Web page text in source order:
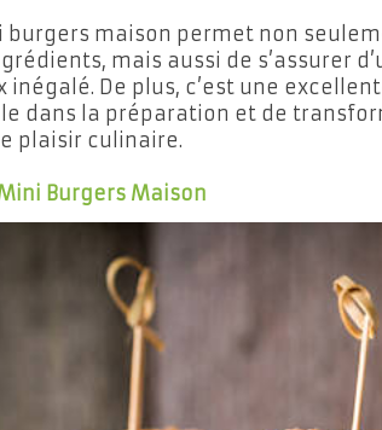
burgers maison permet non
mais aussi de s’assurer
inégalé. De plus, c’est une
dans la préparation et de
plaisir culinaire.
Burgers Maison